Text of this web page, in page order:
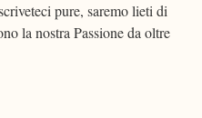
pure, saremo lieti di
la nostra Passione da oltre